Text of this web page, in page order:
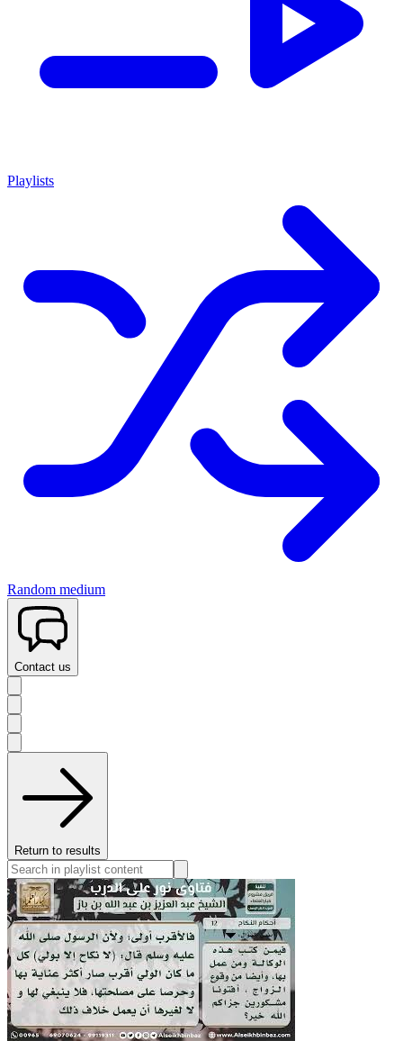
Playlists
Random medium
Contact us
Return to results